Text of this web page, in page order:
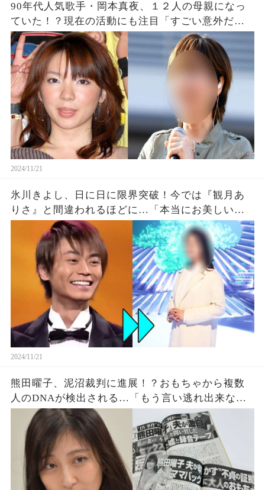
90年代人気歌手・岡本真夜、１２人の母親になっ
ていた！？現在の活動にも注目「すごい意外だ
な」「結婚してたの？」
2024/11/21
氷川きよし、日に日に限界突破！今では『観月あ
りさ』と間違われるほどに…「本当にお美しいで
す」「演歌界のお姫様」
2024/11/21
熊田曜子、泥沼裁判に進展！？おもちゃから複数
人のDNAが検出される…「もう言い逃れ出来な
い」「素直に認めるべき」